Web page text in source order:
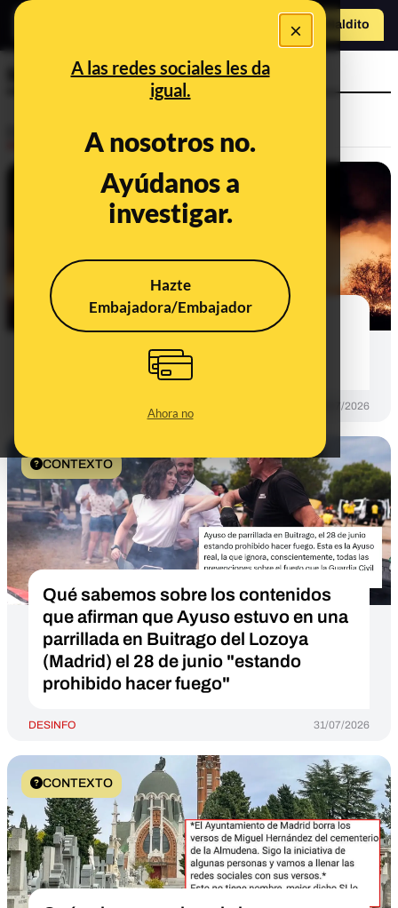
×
A las redes sociales les da
igual.
A nosotros no.
Ayúdanos a
investigar.
Hazte
Embajadora/Embajador
Ahora no
Hazte Maldito
Madrid
30 bulos, desinformaciones y
verano de 2026 en España
26/07/2026
CONTEXTO
Qué sabemos sobre los contenidos
que afirman que Ayuso estuvo en una
parrillada en Buitrago del Lozoya
(Madrid) el 28 de junio "estando
prohibido hacer fuego"
DESINFO 31/07/2026
CONTEXTO